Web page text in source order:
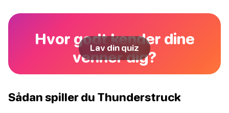
Hvor godt kender dine
venner dig?
Lav din quiz
Sådan spiller du Thunderstruck